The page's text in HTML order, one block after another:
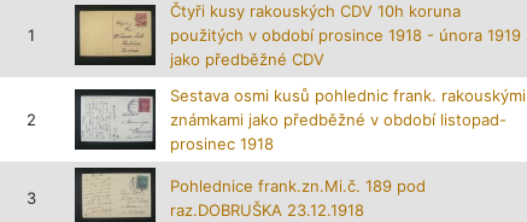
1
Čtyři kusy rakouských CDV 10h koruna
použitých v období prosince 1918 - února 1919
jako předběžné CDV
2
Sestava osmi kusů pohlednic frank. rakouskými
známkami jako předběžné v období listopad-
prosinec 1918
3
Pohlednice frank.zn.Mi.č. 189 pod
raz.DOBRUŠKA 23.12.1918